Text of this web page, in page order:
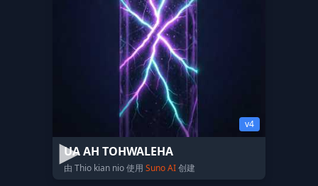
v4
UA AH TOHWALEHA
由 Thio kian nio 使用 Suno AI创建